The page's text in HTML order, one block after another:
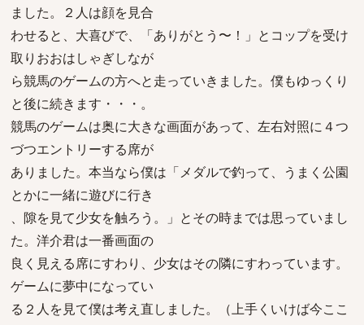
ました。２人は顔を見合
わせると、大喜びで、「ありがとう〜！」とコップを受け
取りおおはしゃぎしなが
ら競馬のゲームの方へと走っていきました。僕もゆっくり
と後に続きます・・・。
競馬のゲームは奥に大きな画面があって、左右対照に４つ
づつエントリーする席が
ありました。本当なら僕は「メダルで釣って、うまく公園
とかに一緒に遊びに行き
、隙を見て少女を触ろう。」とその時までは思っていまし
た。洋介君は一番画面の
良く見える席にすわり、少女はその隣にすわっています。
ゲームに夢中になってい
る２人を見て僕は考え直しました。（上手くいけば今ここ